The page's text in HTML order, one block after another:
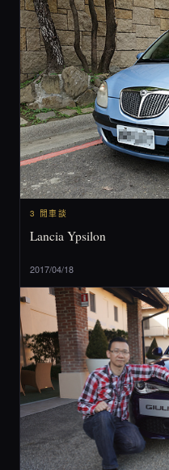
3 閒車談
Lancia Ypsilon
2017/04/18